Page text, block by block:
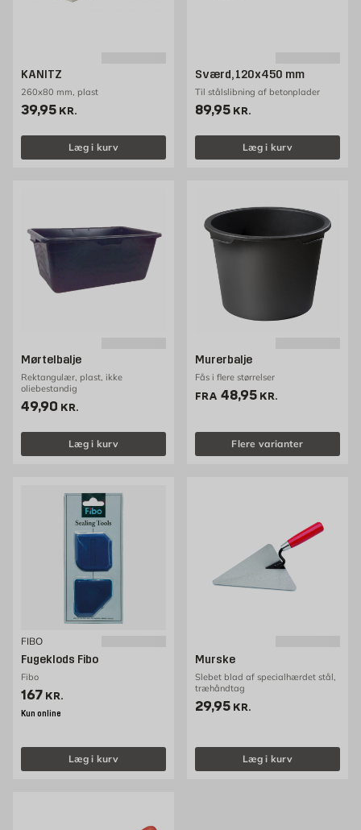
KANITZ
260x80 mm, plast
Pris 39.95 kr. /stk
39,95 KR.
Læg i kurv
Sværd, 120x450 mm
Til stålslibning af betonplader
Pris 89.95 kr. /stk
89,95 KR.
Læg i kurv
Mørtelbalje
Rektangulær, plast, ikke
oliebestandig
Pris 49.9 kr. /stk
49,90 KR.
Læg i kurv
Murerbalje
Fås i flere størrelser
FRA Pris 48.95 kr. /stk
48,95 KR.
Flere varianter
FIBO
Fugeklods Fibo
Fibo
Pris 167 kr. /stk
167 KR.
Kun online
Læg i kurv
Murske
Slebet blad af specialhærdet stål,
træhåndtag
Pris 29.95 kr. /stk
29,95 KR.
Læg i kurv